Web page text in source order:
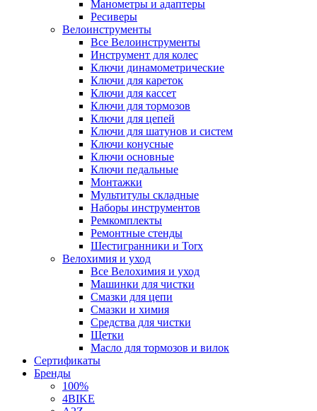
Манометры и адаптеры
Ресиверы
Велоинструменты
Все Велоинструменты
Инструмент для колес
Ключи динамометрические
Ключи для кареток
Ключи для кассет
Ключи для тормозов
Ключи для цепей
Ключи для шатунов и систем
Ключи конусные
Ключи основные
Ключи педальные
Монтажки
Мультитулы складные
Наборы инструментов
Ремкомплекты
Ремонтные стенды
Шестигранники и Torx
Велохимия и уход
Все Велохимия и уход
Машинки для чистки
Смазки для цепи
Смазки и химия
Средства для чистки
Щетки
Масло для тормозов и вилок
Сертификаты
Бренды
100%
4BIKE